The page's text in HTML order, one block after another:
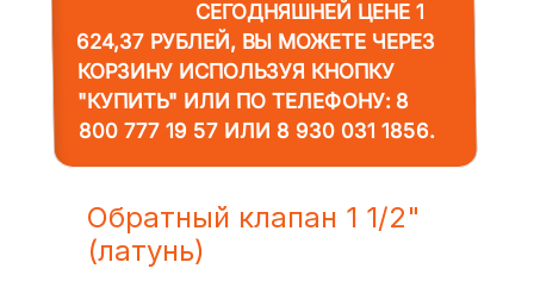
СЕГОДНЯШНЕЙ ЦЕНЕ 1
624,37 РУБЛЕЙ, ВЫ МОЖЕТЕ ЧЕРЕЗ
КОРЗИНУ ИСПОЛЬЗУЯ КНОПКУ
"КУПИТЬ" ИЛИ ПО ТЕЛЕФОНУ: 8
800 777 19 57ИЛИ 8 930 031 1856.
Обратный клапан 1 1/2"
(латунь)